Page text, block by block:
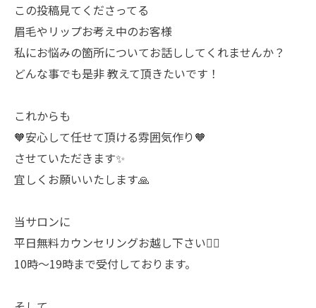
この投稿見てくださってる
眉毛やリップお考え中のお客様
私にお悩みの箇所についてお話ししてくれませんか？
どんな事でも是非 教えて頂きたいです！
これからも
🧡安心して任せて頂ける雰囲気作り🧡
させていただきます✨️
宜しくお願いいたします🙏
当サロンに
平日無料カウンセリングお越し下さい🙇‍♀️
10時〜19時まで受付しております。